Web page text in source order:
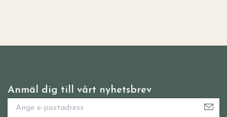
Anmäl dig till vårt nyhetsbrev